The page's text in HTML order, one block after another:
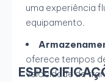
uma experiência
equipamento.
oferece tempos
velocidade de